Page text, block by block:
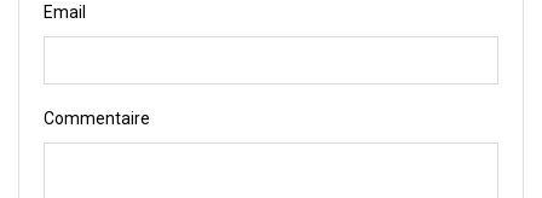
Email
Commentaire